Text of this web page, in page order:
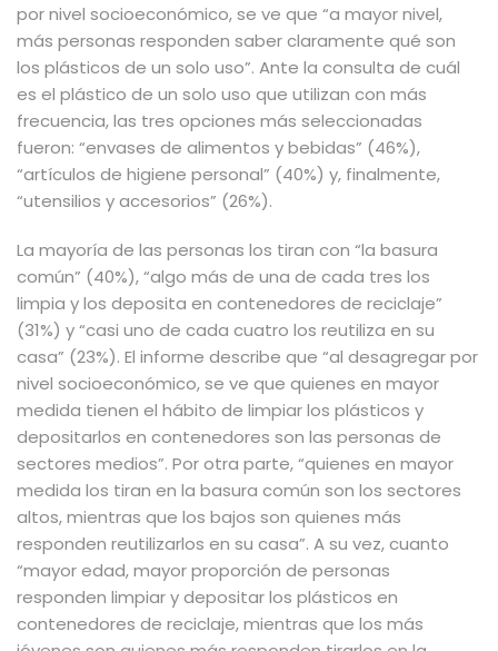
por nivel socioeconómico, se ve que “a mayor nivel,
más personas responden saber claramente qué son
los plásticos de un solo uso”. Ante la consulta de cuál
es el plástico de un solo uso que utilizan con más
frecuencia, las tres opciones más seleccionadas
fueron: “envases de alimentos y bebidas” (46%),
“artículos de higiene personal” (40%) y, finalmente,
“utensilios y accesorios” (26%).
La mayoría de las personas los tiran con “la basura
común” (40%), “algo más de una de cada tres los
limpia y los deposita en contenedores de reciclaje”
(31%) y “casi uno de cada cuatro los reutiliza en su
casa” (23%). El informe describe que “al desagregar por
nivel socioeconómico, se ve que quienes en mayor
medida tienen el hábito de limpiar los plásticos y
depositarlos en contenedores son las personas de
sectores medios”. Por otra parte, “quienes en mayor
medida los tiran en la basura común son los sectores
altos, mientras que los bajos son quienes más
responden reutilizarlos en su casa”. A su vez, cuanto
“mayor edad, mayor proporción de personas
responden limpiar y depositar los plásticos en
contenedores de reciclaje, mientras que los más